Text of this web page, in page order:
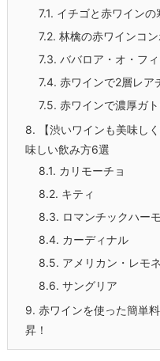
7.1. イチゴと赤ワインの
7.2. 林檎の赤ワインコン
7.3. ババロア・オ・フ
7.4. 赤ワインで2層レア
7.5. 赤ワインで濃厚ガ
8. 【渋いワインも美味し
味しい飲み方6選
8.1. カリモーチョ
8.2. キティ
8.3. ロマンチックハー
8.4. カーディナル
8.5. アメリカン・レモ
8.6. サングリア
9. 赤ワインを使った簡単
昇！